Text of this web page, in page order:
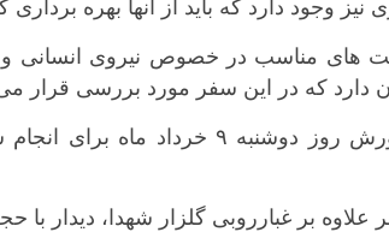
وجود دارد که باید از آنها بهره برداری
های مناسب در خصوص نیروی انسانی
دارد که در این سفر مورد بررسی قرار
یوسف نوری، وزیر آموزش و پرورش روز
بر غبارروبی گلزار شهدا، دیدار با